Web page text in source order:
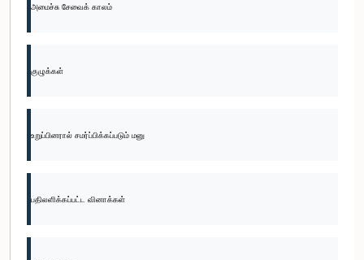
அமைச்சு சேவைக் காலம்
குழுக்கள்
உறுப்பினரால் சமர்ப்பிக்கப்படும் மனு
பதிலளிக்கப்பட்ட வினாக்கள்